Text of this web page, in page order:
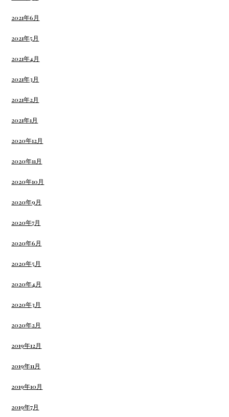
2021年6月
2021年5月
2021年4月
2021年3月
2021年2月
2021年1月
2020年12月
2020年11月
2020年10月
2020年9月
2020年7月
2020年6月
2020年5月
2020年4月
2020年3月
2020年2月
2019年12月
2019年11月
2019年10月
2019年7月